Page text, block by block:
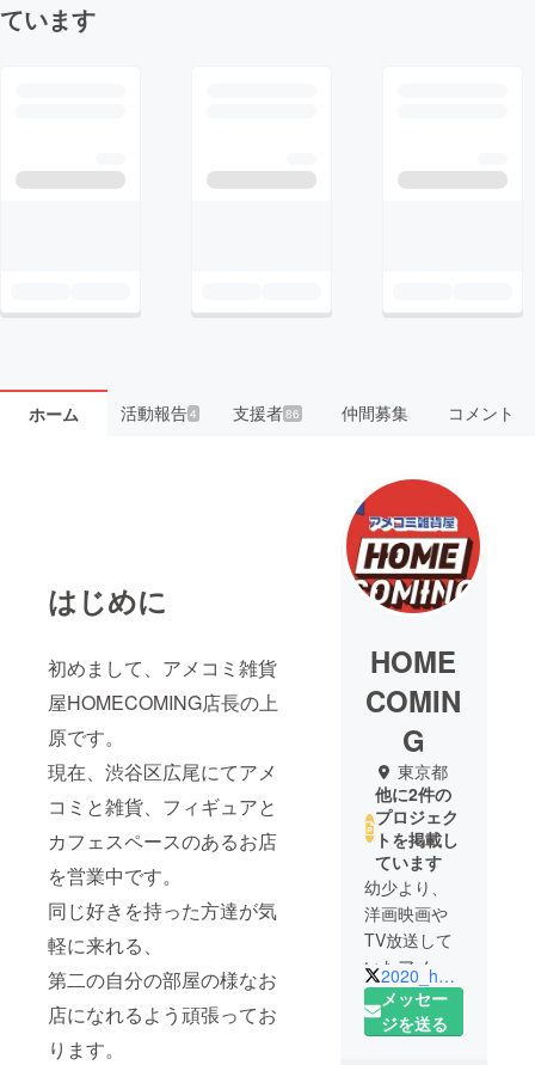
ています
ホーム 活動報告4 支援者86 仲間募集 コメント
はじめに
初めまして、アメコミ雑貨
屋HOMECOMING店長の上
原です。
現在、渋谷区広尾にてアメ
コミと雑貨、フィギュアと
カフェスペースのあるお店
を営業中です。
同じ好きを持った方達が気
軽に来れる、
第二の自分の部屋の様なお
店になれるよう頑張ってお
ります。
HOME
COMIN
G
東京都
他に2件の
プロジェク
トを掲載し
ています
幼少より、
洋画映画や
TV放送して
いたアメリ
カンコミッ
クアニメを
2020_homecoming
メッセー
ジを送る